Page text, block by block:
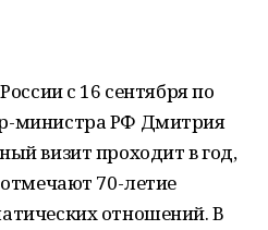
с 16 сентября по
министра РФ Дмитрия
визит проходит в год,
70-летие
отношений. В